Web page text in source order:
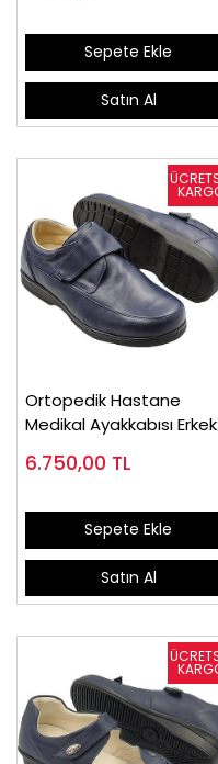
Sepete Ekle
Satın Al
Ortopedik Hastane
Medikal Ayakkabısı Erkek
6.750,00 TL
Sepete Ekle
Satın Al